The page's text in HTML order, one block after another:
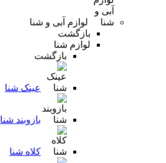
لوازم آبی و شنا
بازگشت
لوازم شنا
بازگشت
عینک شنا
بازوبند شنا
کلاه شنا